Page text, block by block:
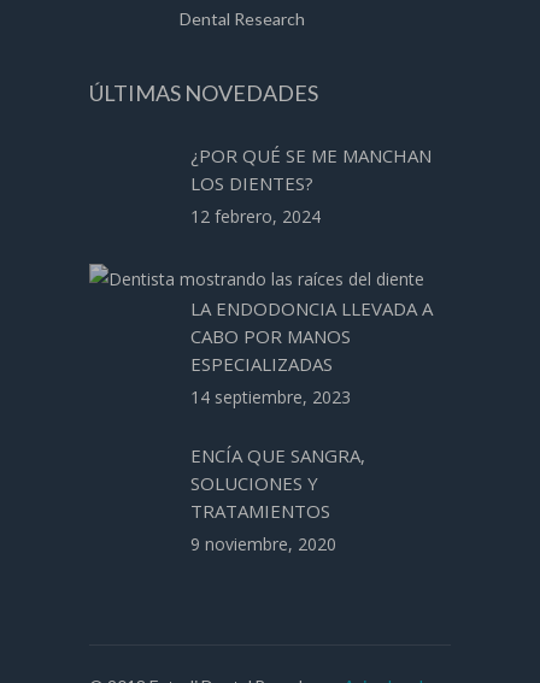
Dental Research
ÚLTIMAS NOVEDADES
¿POR QUÉ SE ME MANCHAN
LOS DIENTES?
12 febrero, 2024
LA ENDODONCIA LLEVADA A
CABO POR MANOS
ESPECIALIZADAS
14 septiembre, 2023
ENCÍA QUE SANGRA,
SOLUCIONES Y
TRATAMIENTOS
9 noviembre, 2020